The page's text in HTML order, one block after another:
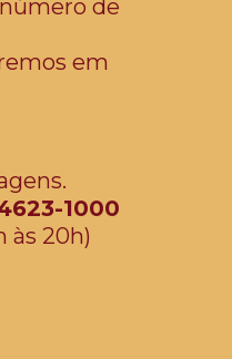
de
em
1000
às 20h)